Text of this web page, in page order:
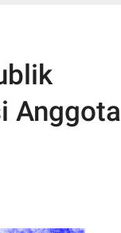
Anggota